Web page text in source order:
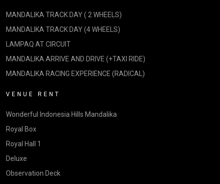
MANDALIKA TRACK DAY ( 2 WHEELS)
MANDALIKA TRACK DAY (4 WHEELS)
LAMPAQ AT CIRCUIT
MANDALIKA ARRIVE AND DRIVE (+TAXI RIDE)
MANDALIKA RACING EXPERIENCE (RADICAL)
VENUE RENT
Wonderful Indonesia Hills Mandalika
Royal Box
Royal Hall 1
Deluxe
Observation Deck